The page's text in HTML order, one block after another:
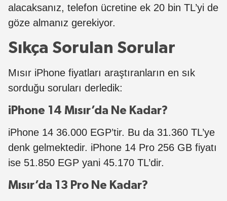
alacaksanız, telefon ücretine ek 20 bin TL’yi de
göze almanız gerekiyor.
Sıkça Sorulan Sorular
Mısır iPhone fiyatları araştıranların en sık
sorduğu soruları derledik:
iPhone 14 Mısır’da Ne Kadar?
iPhone 14 36.000 EGP’tir. Bu da 31.360 TL’ye
denk gelmektedir. iPhone 14 Pro 256 GB fiyatı
ise 51.850 EGP yani 45.170 TL’dir.
Mısır’da 13 Pro Ne Kadar?